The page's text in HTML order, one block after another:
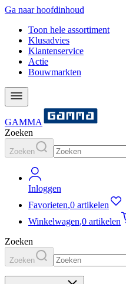
Ga naar hoofdinhoud
Toon hele assortiment
Klusadvies
Klantenservice
Actie
Bouwmarkten
GAMMA
Zoeken
Zoeken
Inloggen
Favorieten,0 artikelen
Winkelwagen,0 artikelen
Zoeken
Zoeken